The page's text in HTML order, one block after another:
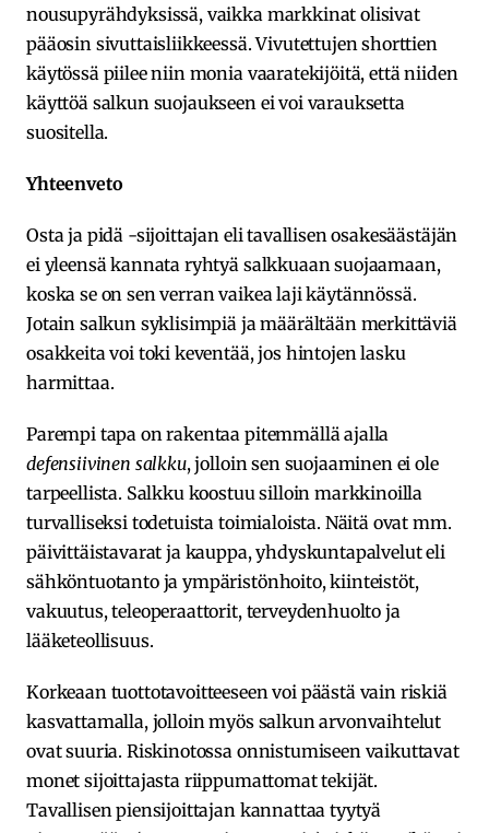
nousupyrähdyksissä, vaikka markkinat olisivat
pääosin sivuttaisliikkeessä. Vivutettujen shorttien
käytössä piilee niin monia vaaratekijöitä, että niiden
käyttöä salkun suojaukseen ei voi varauksetta
suositella.
Yhteenveto
Osta ja pidä -sijoittajan eli tavallisen osakesäästäjän
ei yleensä kannata ryhtyä salkkuaan suojaamaan,
koska se on sen verran vaikea laji käytännössä.
Jotain salkun syklisimpiä ja määrältään merkittäviä
osakkeita voi toki keventää, jos hintojen lasku
harmittaa.
Parempi tapa on rakentaa pitemmällä ajalla
defensiivinen salkku, jolloin sen suojaaminen ei ole
tarpeellista. Salkku koostuu silloin markkinoilla
turvalliseksi todetuista toimialoista. Näitä ovat mm.
päivittäistavarat ja kauppa, yhdyskuntapalvelut eli
sähköntuotanto ja ympäristönhoito, kiinteistöt,
vakuutus, teleoperaattorit, terveydenhuolto ja
lääketeollisuus.
Korkeaan tuottotavoitteeseen voi päästä vain riskiä
kasvattamalla, jolloin myös salkun arvonvaihtelut
ovat suuria. Riskinotossa onnistumiseen vaikuttavat
monet sijoittajasta riippumattomat tekijät.
Tavallisen piensijoittajan kannattaa tyytyä